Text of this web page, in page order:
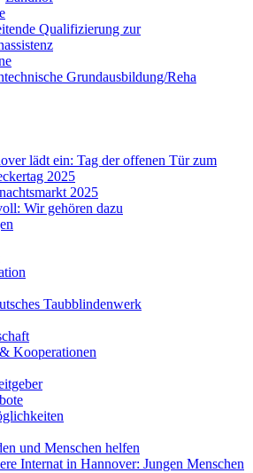
Qualifizierung zur
Grundausbildung/Reha
lädt ein: Tag der offenen Tür zum
2025
2025
Wir gehören dazu
Taubblindenwerk
Kooperationen
und Menschen helfen
Internat in Hannover: Jungen Menschen